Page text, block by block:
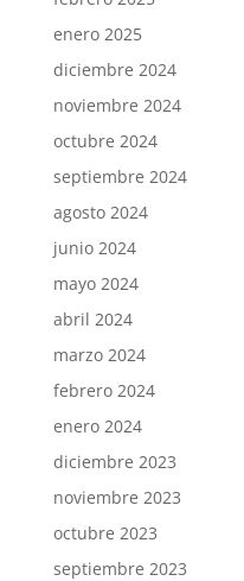
enero 2025
diciembre 2024
noviembre 2024
octubre 2024
septiembre 2024
agosto 2024
junio 2024
mayo 2024
abril 2024
marzo 2024
febrero 2024
enero 2024
diciembre 2023
noviembre 2023
octubre 2023
septiembre 2023